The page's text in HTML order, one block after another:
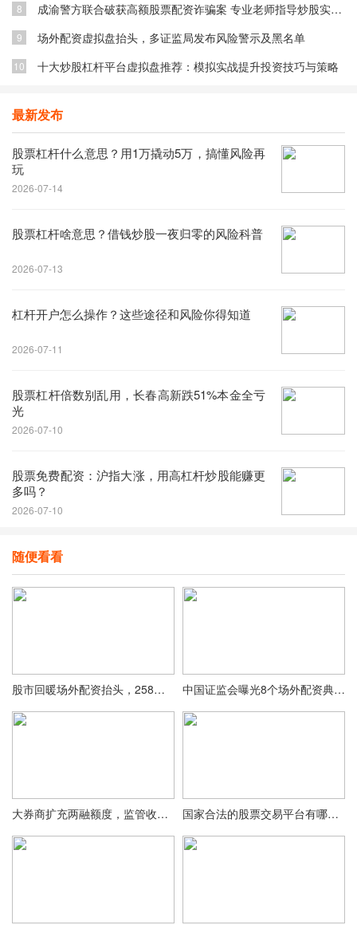
8 成渝警方联合破获高额股票配资诈骗案 专业老师指导炒股实为骗局
9 场外配资虚拟盘抬头，多证监局发布风险警示及黑名单
10 十大炒股杠杆平台虚拟盘推荐：模拟实战提升投资技巧与策略
最新发布
股票杠杆什么意思？用1万撬动5万，搞懂风险再
玩
2026-07-14
股票杠杆啥意思？借钱炒股一夜归零的风险科普
2026-07-13
杠杆开户怎么操作？这些途径和风险你得知道
2026-07-11
股票杠杆倍数别乱用，长春高新跌51%本金全亏
光
2026-07-10
股票免费配资：沪指大涨，用高杠杆炒股能赚更
多吗？
2026-07-10
随便看看
股市回暖场外配资抬头，258家非法平台被证监会曝光 中国证监会曝光8个场外配资典型案例，吴某非法经营案在列
大券商扩充两融额度，监管收紧下互联网配资何去何从？ 国家合法的股票交易平台有哪些？联华、永华、财盛等了解下